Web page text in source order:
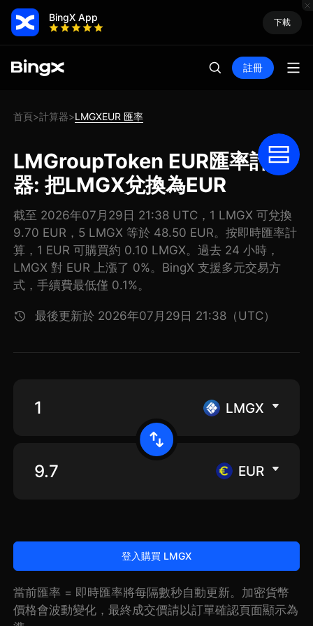
BingX App 下載
註冊
首頁>計算器>LMGXEUR 匯率
LMGroupToken EUR匯率計算
器: 把LMGX兌換為EUR
截至 2026年07月29日 21:38 UTC，1 LMGX 可兌換
9.70 EUR，5 LMGX 等於 48.50 EUR。按即時匯率計
算，1 EUR 可購買約 0.10 LMGX。過去 24 小時，
LMGX 對 EUR 上漲了 0%。BingX 支援多元交易方
式，手續費最低僅 0.1%。
最後更新於 2026年07月29日 21:38（UTC）
LMGX
EUR
登入購買 LMGX
當前匯率 = 即時匯率將每隔數秒自動更新。加密貨幣
價格會波動變化，最終成交價請以訂單確認頁面顯示為